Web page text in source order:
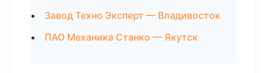
Завод Техно Эксперт — Владивосток
ПАО Механика Станко — Якутск